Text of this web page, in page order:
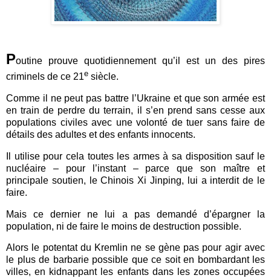
Poutine prouve quotidiennement qu’il est un des pires
criminels de ce 21e siècle.
Comme il ne peut pas battre l’Ukraine et que son armée est
en train de perdre du terrain, il s’en prend sans cesse aux
populations civiles avec une volonté de tuer sans faire de
détails des adultes et des enfants innocents.
Il utilise pour cela toutes les armes à sa disposition sauf le
nucléaire – pour l’instant – parce que son maître et
principale soutien, le Chinois Xi Jinping, lui a interdit de le
faire.
Mais ce dernier ne lui a pas demandé d’épargner la
population, ni de faire le moins de destruction possible.
Alors le potentat du Kremlin ne se gène pas pour agir avec
le plus de barbarie possible que ce soit en bombardant les
villes, en kidnappant les enfants dans les zones occupées